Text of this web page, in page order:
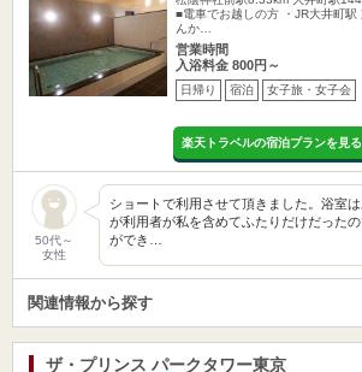
■電車でお越しの方 ・JR大井町駅
んか…
営業時間
入浴料金 800円～
日帰り 宿泊 女子旅・女子会
楽天トラベルの宿泊プランを見る
50代～
女性
ショートで利用させて頂きました。浴室
が利用者が私を含めてふたりだけだった
ができ…
関連情報から探す
ザ・プリンス パークタワー東京